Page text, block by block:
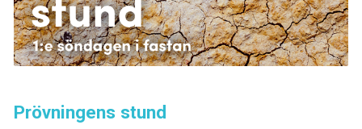
Prövningens stund